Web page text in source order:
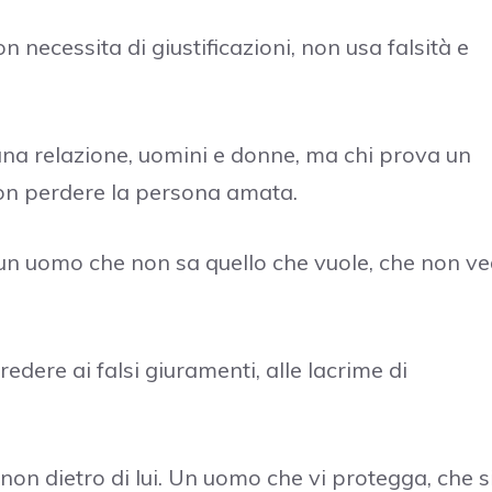
necessita di giustificazioni, non usa falsità e
relazione, uomini e donne, ma chi prova un
perdere la persona amata.
uomo che non sa quello che vuole, che non
ai falsi giuramenti, alle lacrime di
dietro di lui. Un uomo che vi protegga, che